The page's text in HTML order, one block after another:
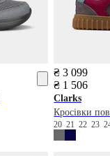
₴ 3 099
₴ 1 506
Clarks
Кросівки
20212223